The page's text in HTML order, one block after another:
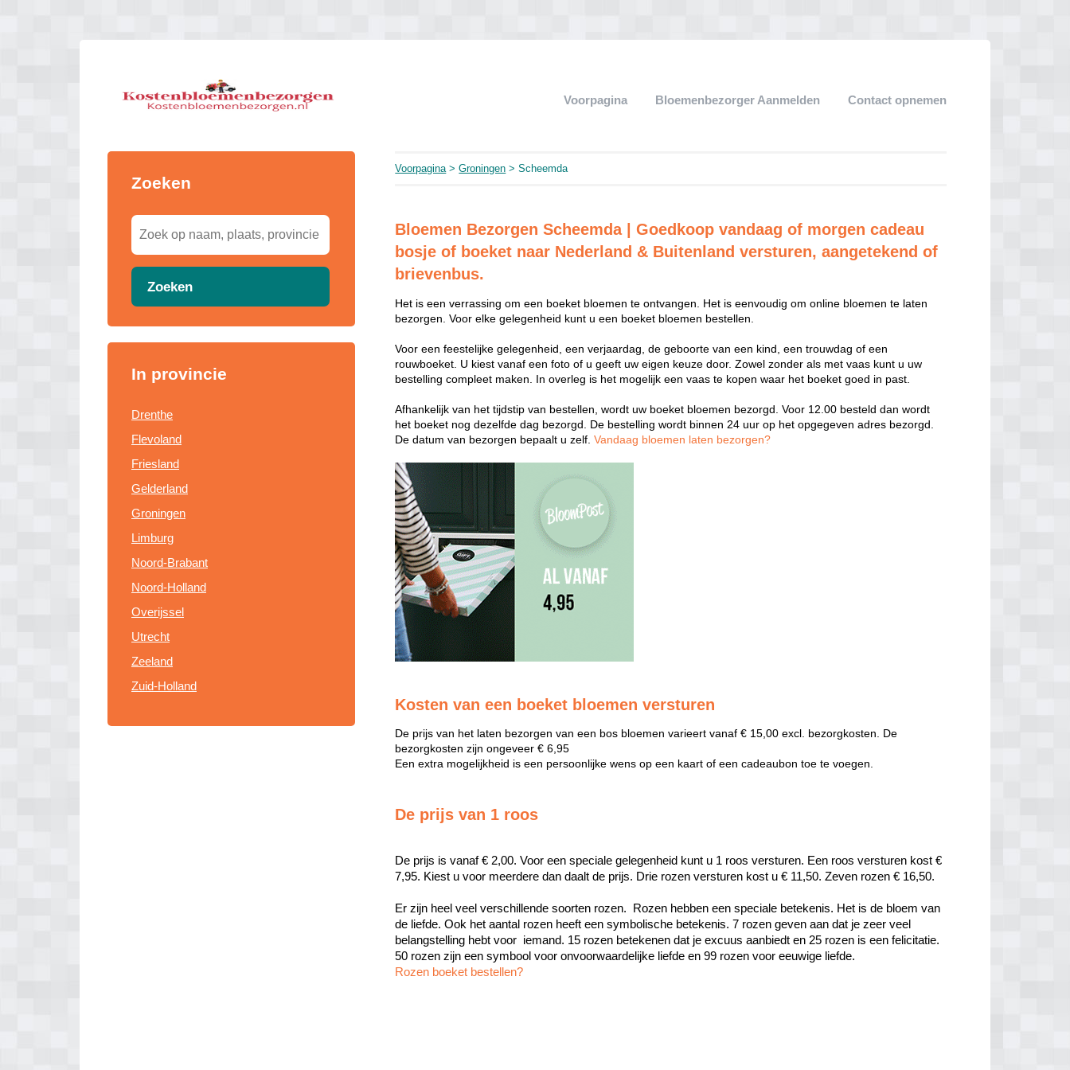
Voorpagina Bloemenbezorger Aanmelden Contact opnemen
Zoeken
Zoeken
In provincie
Drenthe
Flevoland
Friesland
Gelderland
Groningen
Limburg
Noord-Brabant
Noord-Holland
Overijssel
Utrecht
Zeeland
Zuid-Holland
Voorpagina>Groningen > Scheemda
Bloemen Bezorgen Scheemda | Goedkoop vandaag of morgen cadeau
bosje of boeket naar Nederland & Buitenland versturen, aangetekend of
brievenbus.
Het is een verrassing om een boeket bloemen te ontvangen. Het is eenvoudig om online bloemen te laten
bezorgen. Voor elke gelegenheid kunt u een boeket bloemen bestellen.
Voor een feestelijke gelegenheid, een verjaardag, de geboorte van een kind, een trouwdag of een
rouwboeket. U kiest vanaf een foto of u geeft uw eigen keuze door. Zowel zonder als met vaas kunt u uw
bestelling compleet maken. In overleg is het mogelijk een vaas te kopen waar het boeket goed in past.
Afhankelijk van het tijdstip van bestellen, wordt uw boeket bloemen bezorgd. Voor 12.00 besteld dan wordt
het boeket nog dezelfde dag bezorgd. De bestelling wordt binnen 24 uur op het opgegeven adres bezorgd.
De datum van bezorgen bepaalt u zelf.Vandaag bloemen laten bezorgen?
Kosten van een boeket bloemen versturen
De prijs van het laten bezorgen van een bos bloemen varieert vanaf € 15,00 excl. bezorgkosten. De
bezorgkosten zijn ongeveer € 6,95
Een extra mogelijkheid is een persoonlijke wens op een kaart of een cadeaubon toe te voegen.
De prijs van 1 roos
De prijs is vanaf € 2,00. Voor een speciale gelegenheid kunt u 1 roos versturen. Een roos versturen kost €
7,95. Kiest u voor meerdere dan daalt de prijs. Drie rozen versturen kost u € 11,50. Zeven rozen € 16,50.
Er zijn heel veel verschillende soorten rozen.  Rozen hebben een speciale betekenis. Het is de bloem van
de liefde. Ook het aantal rozen heeft een symbolische betekenis. 7 rozen geven aan dat je zeer veel
belangstelling hebt voor  iemand. 15 rozen betekenen dat je excuus aanbiedt en 25 rozen is een felicitatie.
Rozen boeket bestellen?